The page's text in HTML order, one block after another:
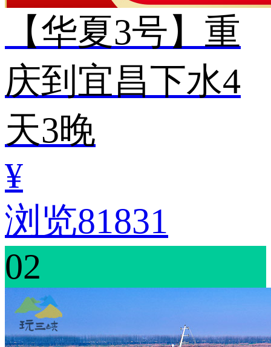
【华夏3号】重
庆到宜昌下水4
天3晚
¥
浏览81831
02